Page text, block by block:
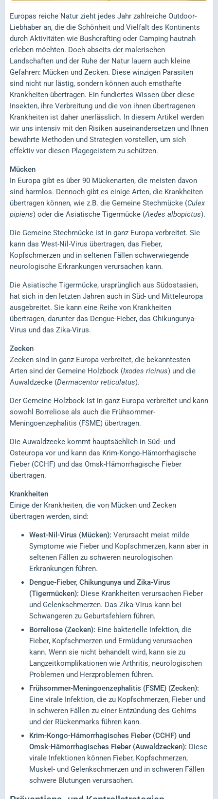
Europas reiche Natur zieht jedes Jahr zahlreiche Outdoor-
Liebhaber an, die die Schönheit und Vielfalt des Kontinents
durch Aktivitäten wie Bushcrafting oder Camping hautnah
erleben möchten. Doch abseits der malerischen
Landschaften und der Ruhe der Natur lauern auch kleine
Gefahren: Mücken und Zecken. Diese winzigen Parasiten
sind nicht nur lästig, sondern können auch ernsthafte
Krankheiten übertragen. Ein fundiertes Wissen über diese
Insekten, ihre Verbreitung und die von ihnen übertragenen
Krankheiten ist daher unerlässlich. In diesem Artikel werden
wir uns intensiv mit den Risiken auseinandersetzen und Ihnen
bewährte Methoden und Strategien vorstellen, um sich
effektiv vor diesen Plagegeistern zu schützen.
Mücken
In Europa gibt es über 90 Mückenarten, die meisten davon
sind harmlos. Dennoch gibt es einige Arten, die Krankheiten
übertragen können, wie z.B. die Gemeine Stechmücke (Culex
pipiens) oder die Asiatische Tigermücke (Aedes albopictus).
Die Gemeine Stechmücke ist in ganz Europa verbreitet. Sie
kann das West-Nil-Virus übertragen, das Fieber,
Kopfschmerzen und in seltenen Fällen schwerwiegende
neurologische Erkrankungen verursachen kann.
Die Asiatische Tigermücke, ursprünglich aus Südostasien,
hat sich in den letzten Jahren auch in Süd- und Mitteleuropa
ausgebreitet. Sie kann eine Reihe von Krankheiten
übertragen, darunter das Dengue-Fieber, das Chikungunya-
Virus und das Zika-Virus.
Zecken
Zecken sind in ganz Europa verbreitet, die bekanntesten
Arten sind der Gemeine Holzbock (Ixodes ricinus) und die
Auwaldzecke (Dermacentor reticulatus).
Der Gemeine Holzbock ist in ganz Europa verbreitet und kann
sowohl Borreliose als auch die Frühsommer-
Meningoenzephalitis (FSME) übertragen.
Die Auwaldzecke kommt hauptsächlich in Süd- und
Osteuropa vor und kann das Krim-Kongo-Hämorrhagische
Fieber (CCHF) und das Omsk-Hämorrhagische Fieber
übertragen.
Krankheiten
Einige der Krankheiten, die von Mücken und Zecken
übertragen werden, sind:
West-Nil-Virus (Mücken): Verursacht meist milde
Symptome wie Fieber und Kopfschmerzen, kann aber in
seltenen Fällen zu schweren neurologischen
Erkrankungen führen.
Dengue-Fieber, Chikungunya und Zika-Virus
(Tigermücken): Diese Krankheiten verursachen Fieber
und Gelenkschmerzen. Das Zika-Virus kann bei
Schwangeren zu Geburtsfehlern führen.
Borreliose (Zecken): Eine bakterielle Infektion, die
Fieber, Kopfschmerzen und Ermüdung verursachen
kann. Wenn sie nicht behandelt wird, kann sie zu
Langzeitkomplikationen wie Arthritis, neurologischen
Problemen und Herzproblemen führen.
Frühsommer-Meningoenzephalitis (FSME) (Zecken):
Eine virale Infektion, die zu Kopfschmerzen, Fieber und
in schweren Fällen zu einer Entzündung des Gehirns
und der Rückenmarks führen kann.
Krim-Kongo-Hämorrhagisches Fieber (CCHF) und
Omsk-Hämorrhagisches Fieber (Auwaldzecken): Diese
virale Infektionen können Fieber, Kopfschmerzen,
Muskel- und Gelenkschmerzen und in schweren Fällen
schwere Blutungen verursachen.